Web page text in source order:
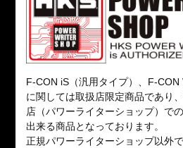
F-CON iS（汎用タイプ）、F-
に関しては取扱店限定商品であり
店（パワーライターショップ）で
出来る商品となっております。
正規パワーライターショップ以外